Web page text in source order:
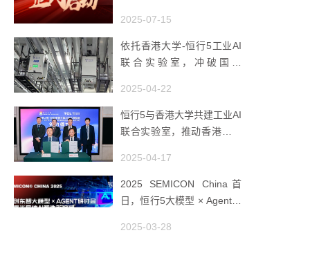
2025-07-15
依托香港大学-恒行5工业AI
联合实验室，冲破国产
2025-04-22
恒行5与香港大学共建工业AI
联合实验室，推动香港成为
2025-04-17
2025 SEMICON China首
日，恒行5大模型 × Agent研
潮
2025-03-28